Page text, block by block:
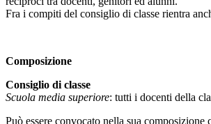
Fra i compiti del consiglio di classe rientra
Composizione
Consiglio di classe
Scuola media superiore: tutti i docenti della
Può essere convocato nella sua